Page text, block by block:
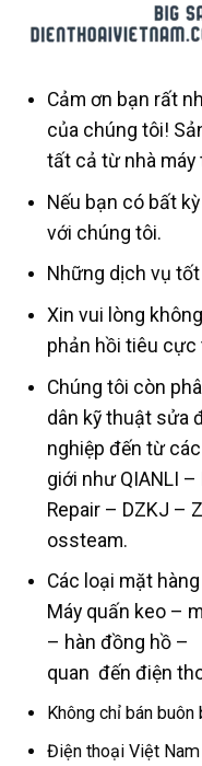
Cảm ơn bạn rất
của chúng tôi!
tất cả từ nhà máy
Nếu bạn có bất
với chúng tôi.
Những dịch vụ
Xin vui lòng
phản hồi tiêu cực
Chúng tôi còn
dân kỹ thuật sửa
nghiệp đến từ
giới như QIANLI –
Repair – DZKJ –
ossteam.
Các loại mặt
Máy quấn keo –
– hàn đồng hồ –
quan đến điện
Không chỉ bán
Điện thoại Việt